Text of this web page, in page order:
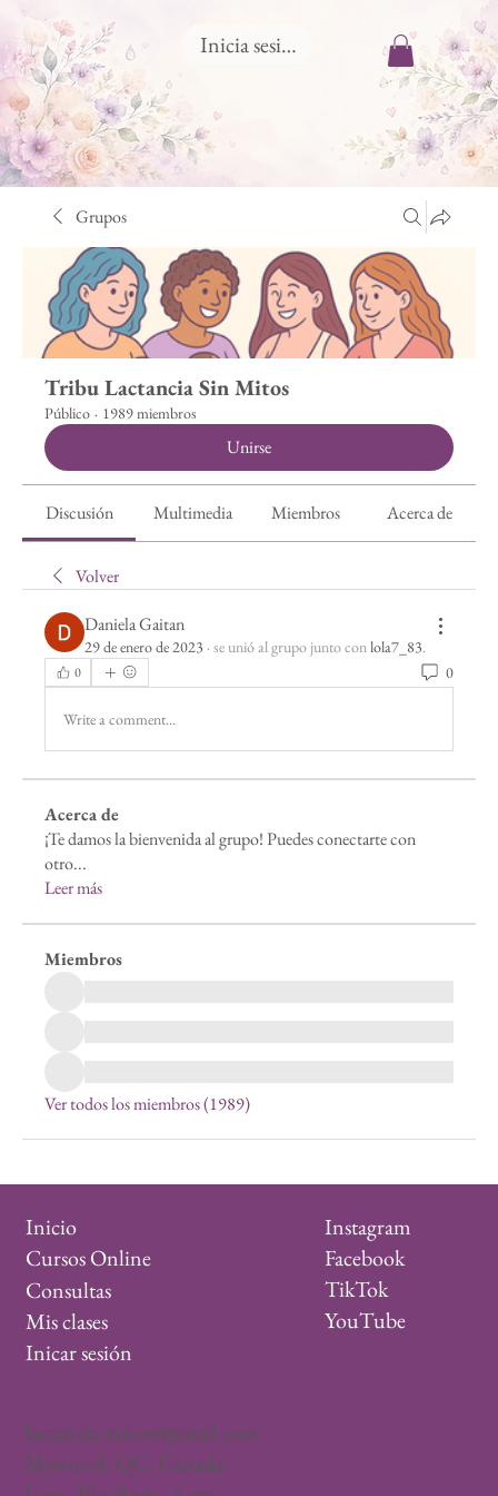
Inicia sesión
Grupos
Tribu Lactancia Sin Mitos
Público · 1989 miembros
Unirse
Discusión Multimedia Miembros Acerca de
Volver
Daniela Gaitan
29 de enero de 2023 · se unió al grupo junto conlola7_83.
0 0
Write a comment...
Acerca de
¡Te damos la bienvenida al grupo! Puedes conectarte con
otro...
Leer más
Miembros
Ver todos los miembros (1989)
lactancia.mitos@gmail.com
Montreal, QC. Canada
Inicio
Cursos Online
Consultas
Mis clases
Inicar sesión
Instagram
Facebook
TikTok
YouTube